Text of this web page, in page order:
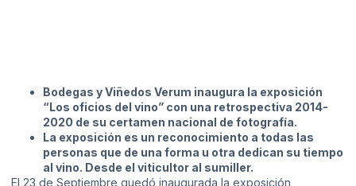
Bodegas y Viñedos Verum inaugura la exposición
“Los oficios del vino” con una retrospectiva 2014-
2020 de su certamen nacional de fotografía.
La exposición es un reconocimiento a todas las
personas que de una forma u otra dedican su tiempo
al vino. Desde el viticultor al sumiller.
El 23 de Septiembre quedó inaugurada la exposición